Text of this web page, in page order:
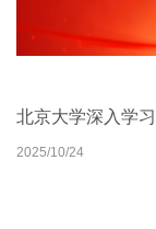
北京大学扎实开
2026/02/27
2026北京大学管
2026/03/30
北京大学深入学
2025/10/24
聚焦2026全国两
2026/03/06